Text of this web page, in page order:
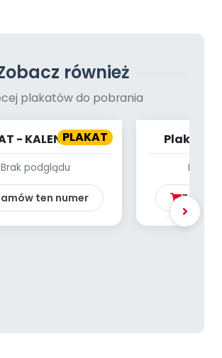
również
plakatów do pobrania
PLAKAT
- KALENDARZ -
Brak podglądu
ten numer
Plakat -
Brak